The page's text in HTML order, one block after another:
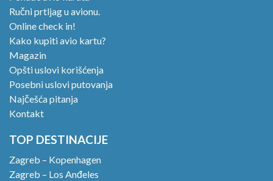
Ručni prtljag u avionu.
Online check in!
Kako kupiti avio kartu?
Magazin
Opšti uslovi korišćenja
Posebni uslovi putovanja
Najčešća pitanja
Kontakt
TOP DESTINACIJE
Zagreb – Kopenhagen
Zagreb – Los Anđeles